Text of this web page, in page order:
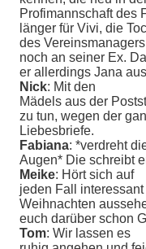
Profimannschaft des
länger für Vivi, die
des
noch an seiner Ex.
er allerdings Jana
Nick: Mit den
Mädels aus der
zu tun, wegen der
Liebesbriefe.
Fabiana: *verdreht
Augen* Die schreibt
Meike: Hört sich auf
jeden Fall
Weihnachten
euch darüber schon
Tom: Wir lassen es